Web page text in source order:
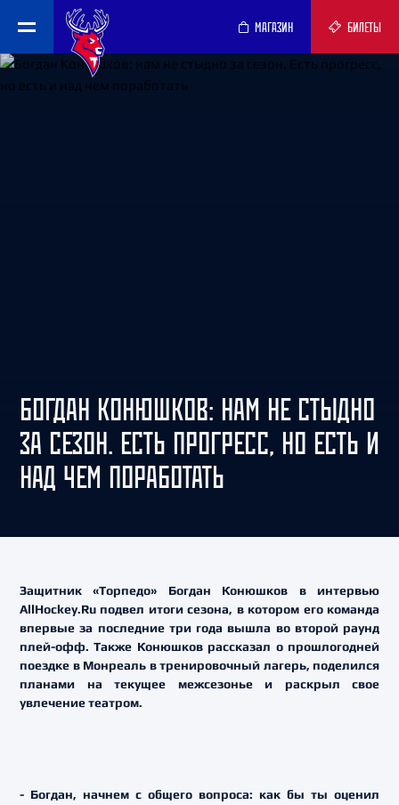
МАГАЗИН БИЛЕТЫ
БОГДАН КОНЮШКОВ: НАМ НЕ СТЫДНО
ЗА СЕЗОН. ЕСТЬ ПРОГРЕСС, НО ЕСТЬ И
НАД ЧЕМ ПОРАБОТАТЬ
Защитник «Торпедо» Богдан Конюшков в интервью
AllHockey.Ru подвел итоги сезона, в котором его команда
впервые за последние три года вышла во второй раунд
плей-офф. Также Конюшков рассказал о прошлогодней
поездке в Монреаль в тренировочный лагерь, поделился
планами на текущее межсезонье и раскрыл свое
увлечение театром.
- Богдан, начнем с общего вопроса: как бы ты оценил